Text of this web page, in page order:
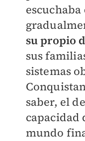
escuchaba
su propio
sus
sistemas
saber, el
capacidad
mundo